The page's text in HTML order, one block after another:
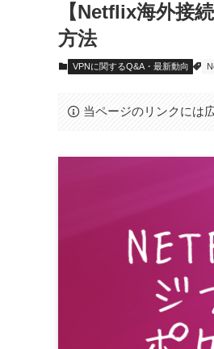
【Netflix海外接
方法
VPNに関するQ&A・最新動向
当ページのリンクには